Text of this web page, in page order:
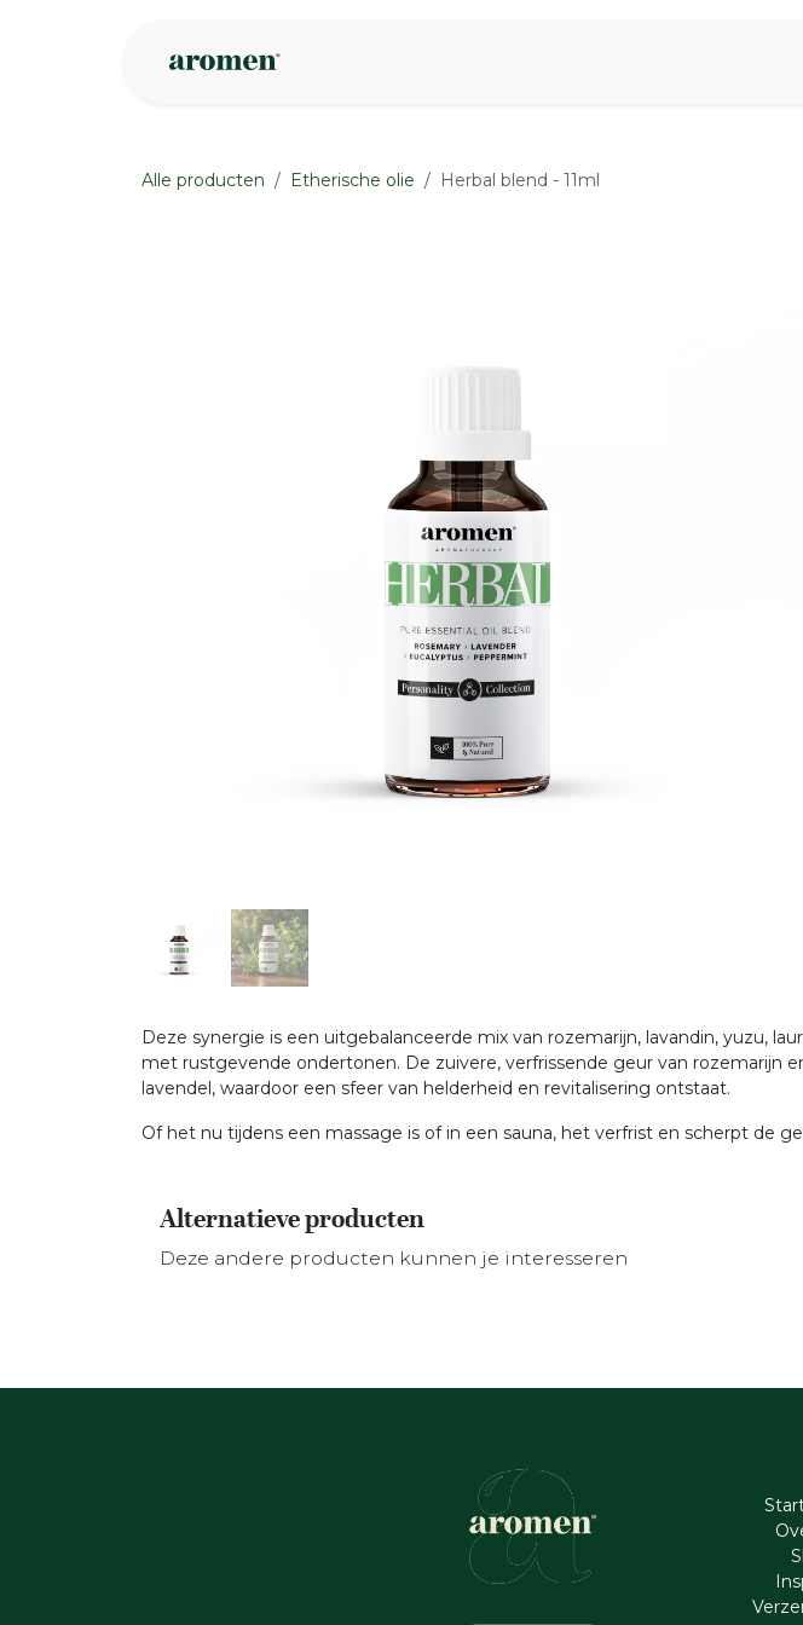
Alle producten Etherische olie Herbal blend - 11ml
Deze synergie is een uitgebalanceerde mix van rozemarijn, lavandin, yuzu,
met rustgevende ondertonen. De zuivere, verfrissende geur van rozemarijn
lavendel, waardoor een sfeer van helderheid en revitalisering ontstaat.
Of het nu tijdens een massage is of in een sauna, het verfrist en scherpt de
Alternatieve producten
Deze andere producten kunnen je interesseren